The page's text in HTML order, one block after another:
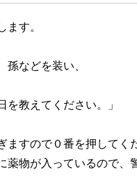
ます。
孫などを装い、
を教えてください。」
ますので０番を押してく
薬物が入っているので、